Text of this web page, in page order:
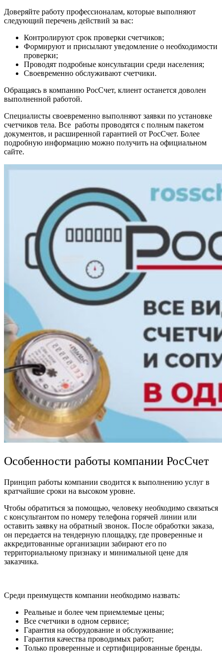
Доверяйте работу профессионалам, которые выполняют
следующий перечень действий за вас:
Контролируют срок проверки счетчиков;
Формируют и присылают уведомление о необходимости
проверки;
Проводят подробные консультации среди населения;
Своевременно обслуживают счетчики.
Обращаясь в компанию РосСчет, клиент останется доволен
выполненной работой.
Специалисты своевременно выполняют заявки по установке
счетчиков тела. Все работы проводятся с полным пакетом
документов, и расширенной гарантией от РосСчет. Более
подробную информацию можно получить на официальном
сайте.
Особенности работы компании РосСчет
Принцип работы компании сводится к выполнению услуг в
кратчайшие сроки на высоком уровне.
Чтобы обратиться за помощью, человеку необходимо связаться
с консультантом по номеру телефона горячей линии или
оставить заявку на обратный звонок. После обработки заказа,
он передается на тендерную площадку, где проверенные и
аккредитованные организации забирают его по
территориальному признаку и минимальной цене для
заказчика.
Среди преимуществ компании необходимо назвать:
Реальные и более чем приемлемые цены;
Все счетчики в одном сервисе;
Гарантия на оборудование и обслуживание;
Гарантия качества проводимых работ;
Только проверенные и сертифицированные бренды.